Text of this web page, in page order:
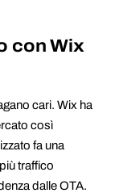
con Wix
cari. Wix ha
così
fa una
traffico
dalle OTA.